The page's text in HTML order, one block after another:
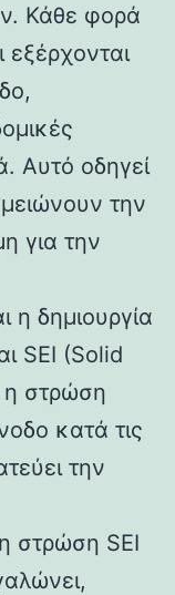
Κάθε φορά
εξέρχονται
Αυτό οδηγεί
την
για την
η δημιουργία
SEI (Solid
στρώση
κατά τις
την
στρώση SEI